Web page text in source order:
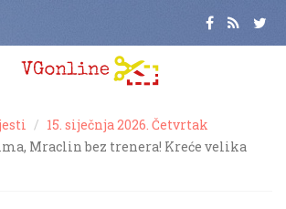
15. siječnja 2026. Četvrtak
Mraclin bez trenera! Kreće velika